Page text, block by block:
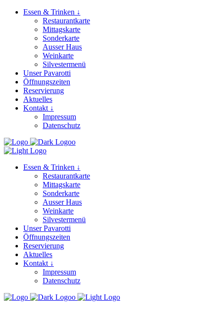
Essen & Trinken ↓
Restaurantkarte
Mittagskarte
Sonderkarte
Ausser Haus
Weinkarte
Silvestermenü
Unser Pavarotti
Öffnungszeiten
Reservierung
Aktuelles
Kontakt ↓
Impressum
Datenschutz
Essen & Trinken ↓
Restaurantkarte
Mittagskarte
Sonderkarte
Ausser Haus
Weinkarte
Silvestermenü
Unser Pavarotti
Öffnungszeiten
Reservierung
Aktuelles
Kontakt ↓
Impressum
Datenschutz